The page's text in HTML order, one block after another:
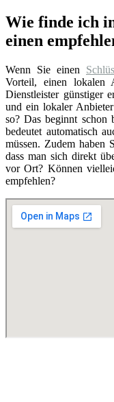
Wie finde ich
einen
Wenn Sie einen
Vorteil, einen lokalen
Dienstleister günstiger
und ein lokaler
so? Das beginnt schon
bedeutet automatisch
müssen. Zudem haben
dass man sich direkt
vor Ort? Können
empfehlen?